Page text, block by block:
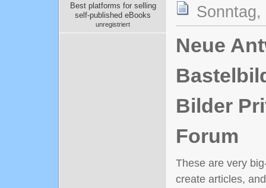
Best platforms for selling
self-published eBooks
unregistriert
Neue
Bilder
Forum
These are very
create articles,